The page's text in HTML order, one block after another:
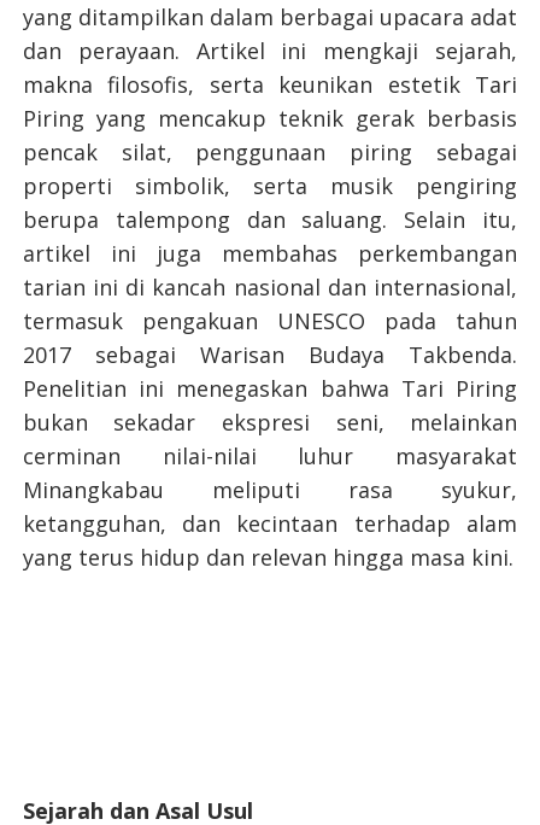
yang ditampilkan dalam berbagai upacara adat
dan perayaan. Artikel ini mengkaji sejarah,
makna filosofis, serta keunikan estetik Tari
Piring yang mencakup teknik gerak berbasis
pencak silat, penggunaan piring sebagai
properti simbolik, serta musik pengiring
berupa talempong dan saluang. Selain itu,
artikel ini juga membahas perkembangan
tarian ini di kancah nasional dan internasional,
termasuk pengakuan UNESCO pada tahun
2017 sebagai Warisan Budaya Takbenda.
Penelitian ini menegaskan bahwa Tari Piring
bukan sekadar ekspresi seni, melainkan
cerminan nilai-nilai luhur masyarakat
Minangkabau meliputi rasa syukur,
ketangguhan, dan kecintaan terhadap alam
yang terus hidup dan relevan hingga masa kini.
Sejarah dan Asal Usul